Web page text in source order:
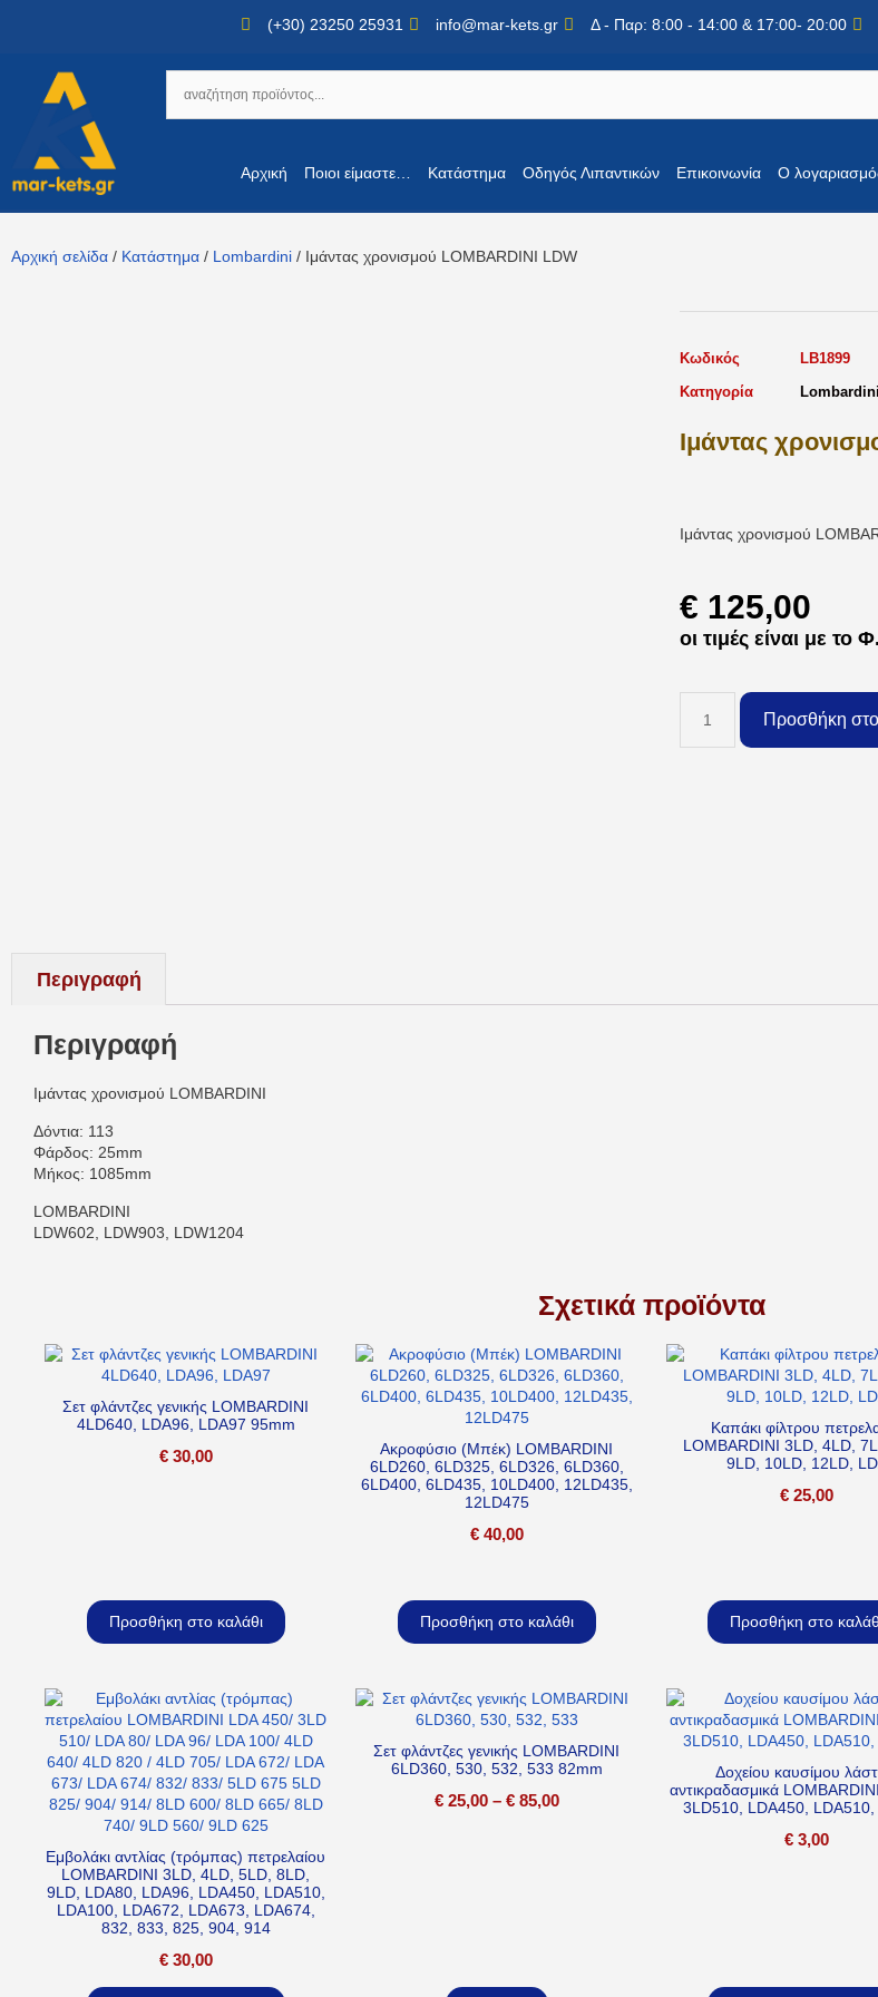
(+30) 23250 25931 info@mar-kets.gr Δ - Παρ: 8:00 - 14:00 & 17:00- 20:00
Αρχική Ποιοι είμαστε… Κατάστημα Οδηγός Λιπαντικών Επικοινωνία Ο
Αρχική σελίδα / Κατάστημα / Lombardini / Ιμάντας χρονισμού LOMBARDINI LDW
Κωδικός
LB1899
Κατηγορία
Lombardini
Ιμάντας
Ιμάντας χρονισμού
€ 125,00
οι τιμές είναι με το
Προσθήκη στο
Περιγραφή
Περιγραφή
Ιμάντας χρονισμού LOMBARDINI
Δόντια: 113
Φάρδος: 25mm
Μήκος: 1085mm
LOMBARDINI
LDW602, LDW903, LDW1204
Σχετικά προϊόντα
Σετ φλάντζες γενικής LOMBARDINI
4LD640, LDA96, LDA97 95mm
€30,00
Προσθήκη στο καλάθι
Ακροφύσιο (Μπέκ) LOMBARDINI
6LD260, 6LD325, 6LD326, 6LD360,
6LD400, 6LD435, 10LD400, 12LD435,
12LD475
€40,00
Προσθήκη στο καλάθι
Καπάκι φίλτρου
LOMBARDINI 3LD, 4LD,
9LD, 10LD, 12LD,
€ 25,00
Προσθήκη στο
Εμβολάκι αντλίας (τρόμπας) πετρελαίου
LOMBARDINI 3LD, 4LD, 5LD, 8LD,
9LD, LDA80, LDA96, LDA450, LDA510,
LDA100, LDA672, LDA673, LDA674,
832, 833, 825, 904, 914
€30,00
Σετ φλάντζες γενικής LOMBARDINI
6LD360, 530, 532, 533 82mm
€25,00 – €85,00
Δοχείου καυσίμου
αντικραδασμικά
3LD510, LDA450, LDA510,
€ 3,00